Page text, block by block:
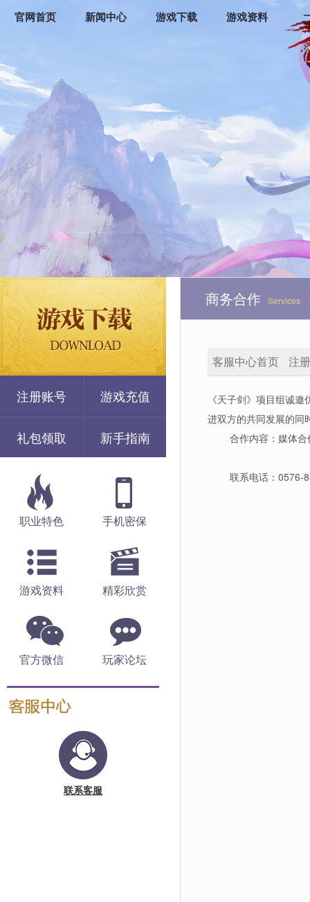
官网首页 新闻中心 游戏下载 游戏资料
注册账号 游戏充值
礼包领取 新手指南
职业特色 手机密保
游戏资料 精彩欣赏
官方微信 玩家论坛
联系客服
商务合作 Services
客服中心首页 注
《天子剑》项目组诚
进双方的共同发展的同
合作内容：媒体合
联系电话：0576-